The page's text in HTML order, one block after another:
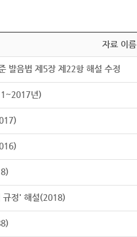
자료 이름
발음법 제5장 제22항 해설 수정
년)
규정' 해설(2018)